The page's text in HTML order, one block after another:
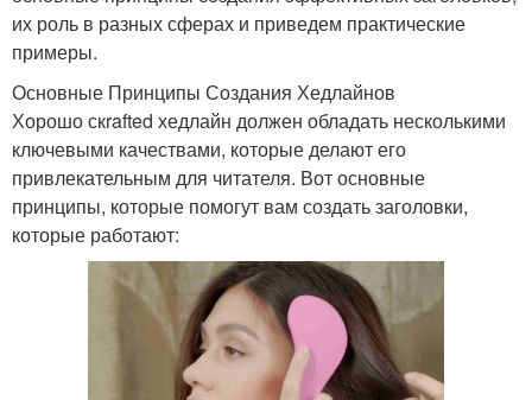
их роль в разных сферах и приведем практические
примеры.
Основные Принципы Создания Хедлайнов
Хорошо скrafted хедлайн должен обладать несколькими
ключевыми качествами, которые делают его
привлекательным для читателя. Вот основные
принципы, которые помогут вам создать заголовки,
которые работают: